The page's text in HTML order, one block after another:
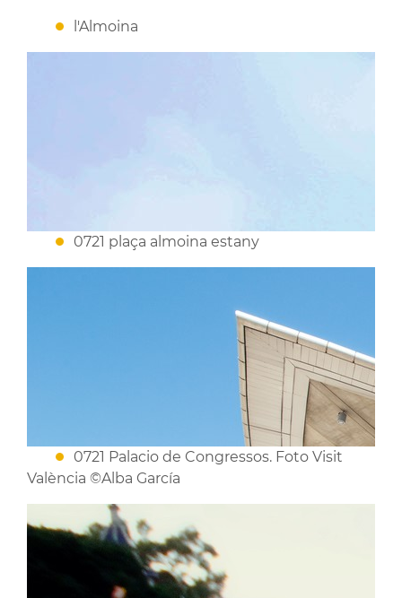
l'Almoina
0721 plaça almoina estany
0721 Palacio de Congressos. Foto Visit
València ©Alba García